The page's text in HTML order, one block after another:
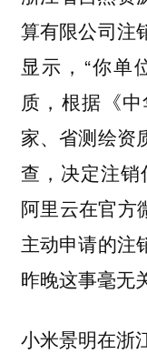
算有限公司注
显示，“你单
质，根据《
家、省测绘资
查，决定注销
阿里云在官方
主动申请的注
昨晚这事毫无
小米景明在浙